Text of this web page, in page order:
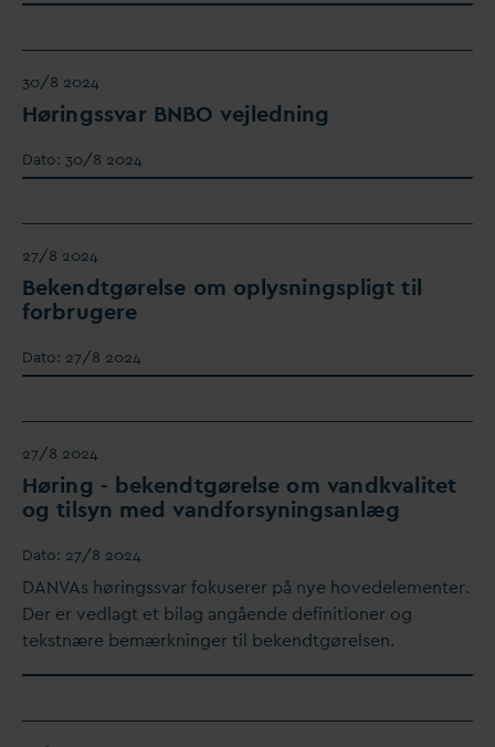
30/8 2024
Høringssvar BNBO vejledning
Dato: 30/8 2024
27/8 2024
Bekendtgørelse om oplysningspligt til
forbrugere
Dato: 27/8 2024
27/8 2024
Høring - bekendtgørelse om vandkvalitet
og tilsyn medvandforsyningsanlæg
Dato: 27/8 2024
DANVAs høringssvar fokuserer på nye hovedelementer.
Der er vedlagt et bilag angående definitioner og
tekstnære bemærkninger til bekendtgørelsen.